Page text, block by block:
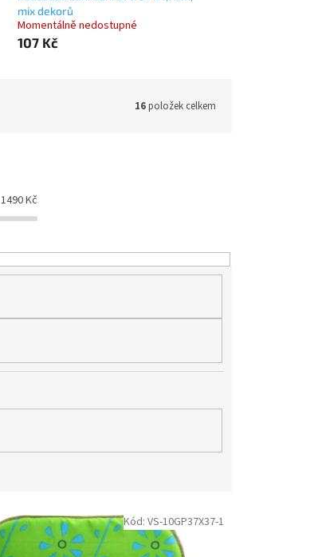
mix dekorů
Momentálně nedostupné
107 Kč
16položek celkem
1490Kč
Kód: VS-10GP37X37-1